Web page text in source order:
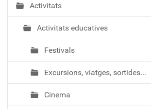
Activitats
Activitats educatives
Festivals
Excursions, viatges, sortides...
Cinema